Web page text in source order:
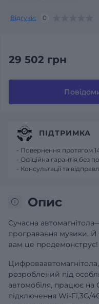
Відгуки: 0
29 502 грн
Опис
Сучасна
програвання музики. Й
вам це продемонструє!
розроблений під
автомобіля, працює на
підключення Wi-Fi,3G/
ПІДТРИМКА
- Повернення протягом
- Офіційна гарантія без
- Консультації та